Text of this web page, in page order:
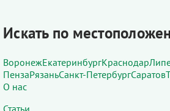
Искать по
ВоронежЕкатеринбургКраснодар
ПензаРязаньСанкт-ПетербургСаратов
О нас
Статьи